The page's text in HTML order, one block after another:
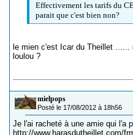
Effectivement les tarifs du
parait que c'est bien non?
le mien c'est Icar du Theillet
loulou ?
mielpops
Posté le 17/08/2012 à 18h56
Je l'ai racheté à une amie qui l'a
http://www.harasdutheillet.com/